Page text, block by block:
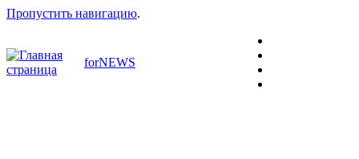
Пропустить навигацию.
forNEWS